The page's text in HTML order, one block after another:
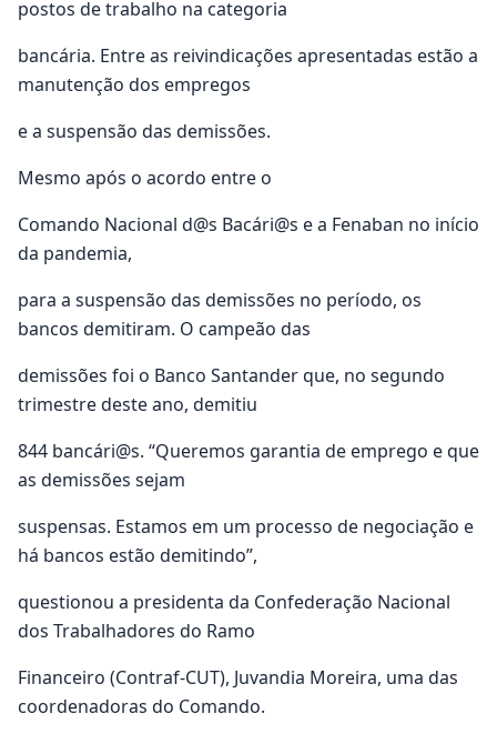
postos de trabalho na categoria
bancária. Entre as reivindicações apresentadas estão a
manutenção dos empregos
e a suspensão das demissões.
Mesmo após o acordo entre o
Comando Nacional d@s Bacári@s e a Fenaban no início
da pandemia,
para a suspensão das demissões no período, os
bancos demitiram. O campeão das
demissões foi o Banco Santander que, no segundo
trimestre deste ano, demitiu
844 bancári@s. “Queremos garantia de emprego e que
as demissões sejam
suspensas. Estamos em um processo de negociação e
há bancos estão demitindo”,
questionou a presidenta da Confederação Nacional
dos Trabalhadores do Ramo
Financeiro (Contraf-CUT), Juvandia Moreira, uma das
coordenadoras do Comando.